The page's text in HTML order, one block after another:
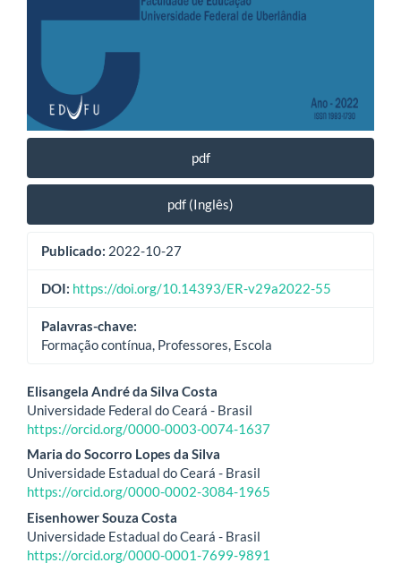
pdf
pdf (Inglês)
Publicado: 2022-10-27
DOI: https://doi.org/10.14393/ER-v29a2022-55
Palavras-chave:
Formação contínua, Professores, Escola
Conteúdo
do
artigo
principal
Elisangela André da Silva Costa
Universidade Federal do Ceará - Brasil
https://orcid.org/0000-0003-0074-1637
Maria do Socorro Lopes da Silva
Universidade Estadual do Ceará - Brasil
https://orcid.org/0000-0002-3084-1965
Eisenhower Souza Costa
Universidade Estadual do Ceará - Brasil
https://orcid.org/0000-0001-7699-9891